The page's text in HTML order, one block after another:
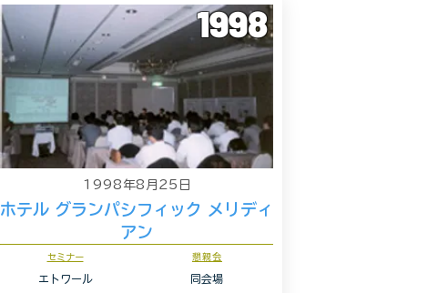
1998
1998年8月25日
ホテル グランパシフィック メリディ
アン
セミナー
エトワール
懇親会
同会場